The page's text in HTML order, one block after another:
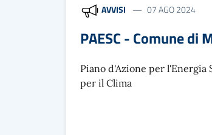
AVVISI 07 AGO 2024
PAESC - Comune di
Piano d'Azione per l'Energia
per il Clima